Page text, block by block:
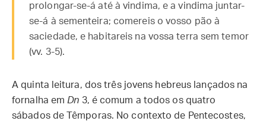
prolongar-se-á até à vindima, e a vindima juntar-
se-á à sementeira; comereis o vosso pão à
saciedade, e habitareis na vossa terra sem temor
(vv. 3-5).
A quinta leitura, dos três jovens hebreus lançados na
fornalha em Dn 3, é comum a todos os quatro
sábados de Têmporas. No contexto de Pentecostes,